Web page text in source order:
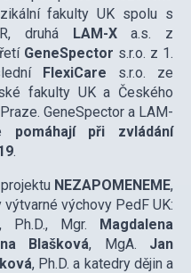
fakulty UK spolu s
druhá LAM-Xa.s. z
GeneSpector s.r.o. z 1.
FlexiCare s.r.o. ze
fakulty UK a Českého
GeneSpector a LAM-
pomáhají při zvládání
.
NEZAPOMENEME,
výchovy PedF UK:
Ph.D., Mgr. Magdalena
Blašková, MgA. Jan
, Ph.D. a katedry dějin a